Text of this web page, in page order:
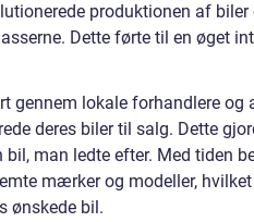
produktionen af biler
Dette førte til en øget
lokale forhandlere og
deres biler til salg. Dette
man ledte efter. Med tiden
mærker og modeller,
ønskede bil.